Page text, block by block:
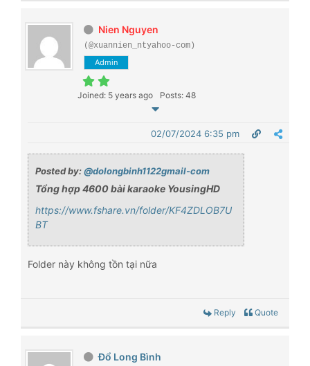
Nien Nguyen
(@xuannien_ntyahoo-com)
Admin
Joined: 5 years ago Posts: 48
02/07/2024 6:35 pm
Posted by:@dolongbinh1122gmail-com
Tổng hợp 4600 bài karaoke YousingHD
https://www.fshare.vn/folder/KF4ZDLOB7U
BT
Folder này không tồn tại nữa
Reply Quote
Đổ Long Bình